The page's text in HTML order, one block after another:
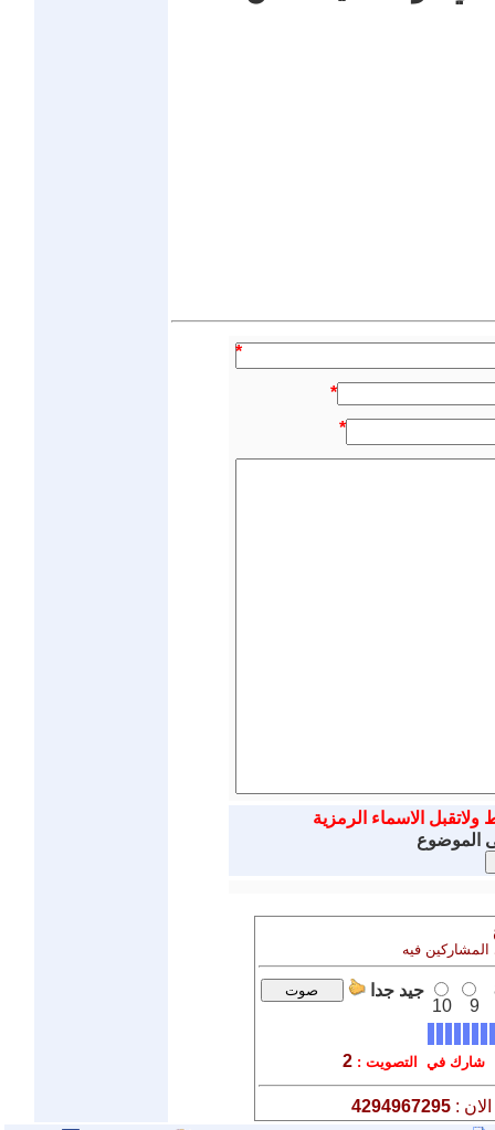
*
*
*
ولاتقبل الاسماء الرمزية
الموضوع
المشاركين فيه
9
10
جيد جدا
شارك في التصويت : 2
:
4294967295